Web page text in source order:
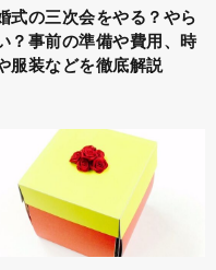
式の三次会をやる？やら
？事前の準備や費用、時
服装などを徹底解説